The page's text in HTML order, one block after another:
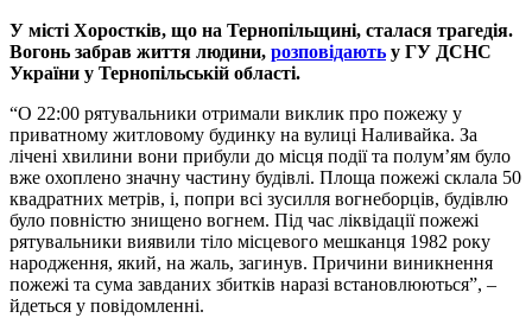
У місті Хоростків, що на Тернопільщині, сталася трагедія.
Вогонь забрав життя людини, розповідають у ГУ ДСНС
України у Тернопільській області.
“О 22:00 рятувальники отримали виклик про пожежу у
приватному житловому будинку на вулиці Наливайка. За
лічені хвилини вони прибули до місця події та полум’ям було
вже охоплено значну частину будівлі. Площа пожежі склала 50
квадратних метрів, і, попри всі зусилля вогнеборців, будівлю
було повністю знищено вогнем. Під час ліквідації пожежі
рятувальники виявили тіло місцевого мешканця 1982 року
народження, який, на жаль, загинув. Причини виникнення
пожежі та сума завданих збитків наразі встановлюються”, –
йдеться у повідомленні.